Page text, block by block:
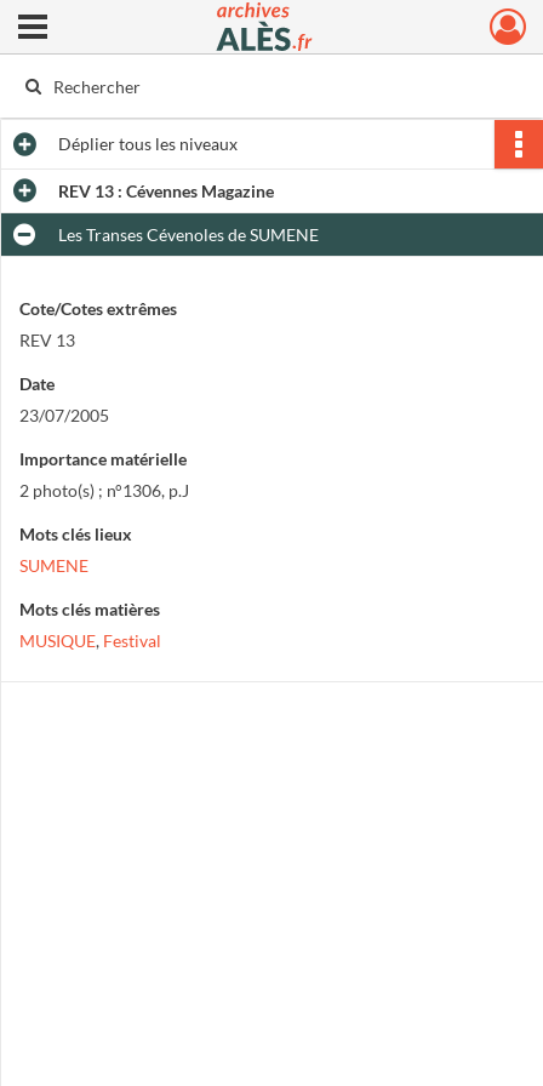
Archives municipales d'Alès
Ouvrir le menu déroulant
Dépliertous les niveaux
REV 13 : Cévennes Magazine
Les Transes Cévenoles de SUMENE
Cote/Cotes extrêmes
REV 13
Date
23/07/2005
Importance matérielle
2 photo(s) ; n°1306, p.J
Mots clés lieux
SUMENE
Mots clés matières
MUSIQUE, Festival